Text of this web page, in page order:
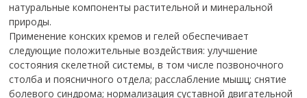
натуральные компоненты растительной и минеральной
природы.
Применение конских кремов и гелей обеспечивает
следующие положительные воздействия: улучшение
состояния скелетной системы, в том числе позвоночного
столба и поясничного отдела; расслабление мышц; снятие
болевого синдрома; нормализация суставной двигательной